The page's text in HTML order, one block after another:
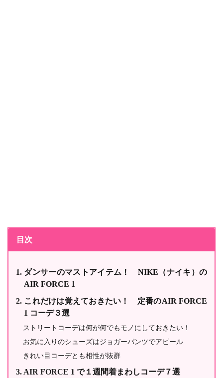
目次
ダンサーのマストアイテム！ NIKE（ナイキ）の
AIR FORCE 1
これだけは覚えておきたい！ 定番のAIR FORCE
1 コーデ３選
ストリートコーデは何が何でもモノにしておきたい！
お気に入りのシューズはジョガーパンツでアピール
きれい目コーデとも相性が抜群
AIR FORCE 1 で１週間着まわしコーデ７選